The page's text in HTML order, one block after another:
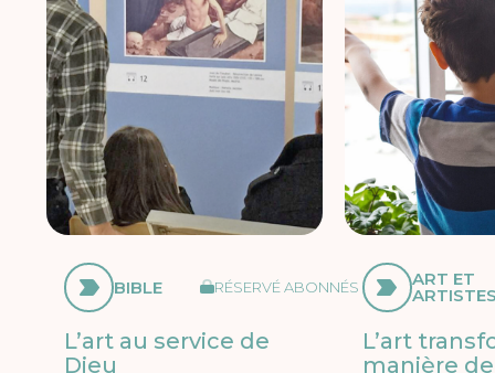
BIBLE RÉSERVÉ ABONNÉS
L’art au service de
Dieu
ART ET
L’art
manière